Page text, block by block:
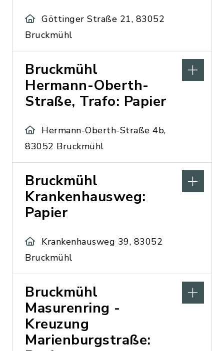
Göttinger Straße 21, 83052
Bruckmühl
Bruckmühl
Hermann-Oberth-
Straße, Trafo: Papier
Hermann-Oberth-Straße 4b,
83052 Bruckmühl
Bruckmühl
Krankenhausweg:
Papier
Krankenhausweg 39, 83052
Bruckmühl
Bruckmühl
Masurenring -
Kreuzung
Marienburgstraße: